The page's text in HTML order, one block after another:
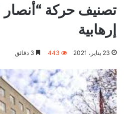
تصنيف حركة “أنصار
إرهابية
23 يناير، 2021 443